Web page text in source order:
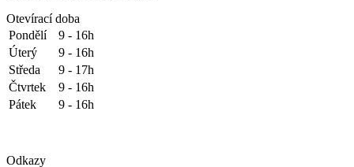
Otevírací doba
Pondělí
9 - 16h
Úterý
9 - 16h
Středa
9 - 17h
Čtvrtek
9 - 16h
Pátek
9 - 16h
Odkazy